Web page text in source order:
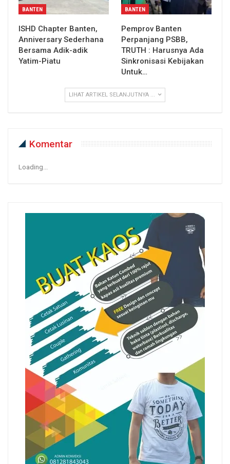
BANTEN
ISHD Chapter Banten,
Anniversary Sederhana
Bersama Adik-adik
Yatim-Piatu
BANTEN
Pemprov Banten
Perpanjang PSBB,
TRUTH : Harusnya Ada
Sinkronisasi Kebijakan
Untuk…
LIHAT ARTIKEL SELANJUTNYA ...
Komentar
Loading...